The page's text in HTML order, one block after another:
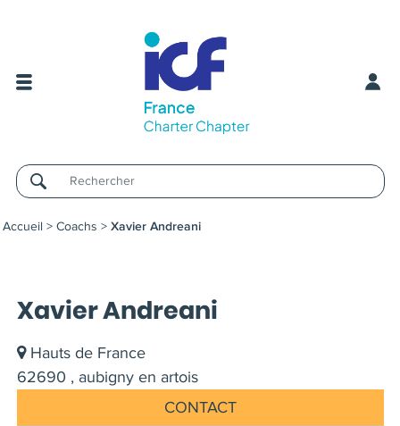
Username
Accueil > Coachs > Xavier Andreani
Xavier Andreani
Hauts de France
62690 , aubigny en artois
CONTACT